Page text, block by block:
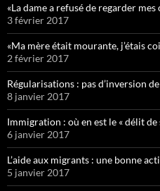
«La dame a refusé de regarder
3 février 2017
«Ma mère était mourante, j’étais
2 février 2017
Régularisations : pas d’inversion
8 janvier 2017
Immigration : où en est le « délit de
6 janvier 2017
L’aide aux migrants : une bonne
5 janvier 2017